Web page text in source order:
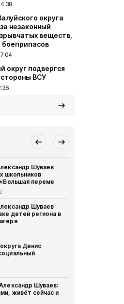
округа
незаконный
веществ,
боеприпасов
округ подвергся
стороны ВСУ
Шуваев
школьников
переме
Шуваев
детей региона в
Денис
Шуваев:
живёт сейчас и